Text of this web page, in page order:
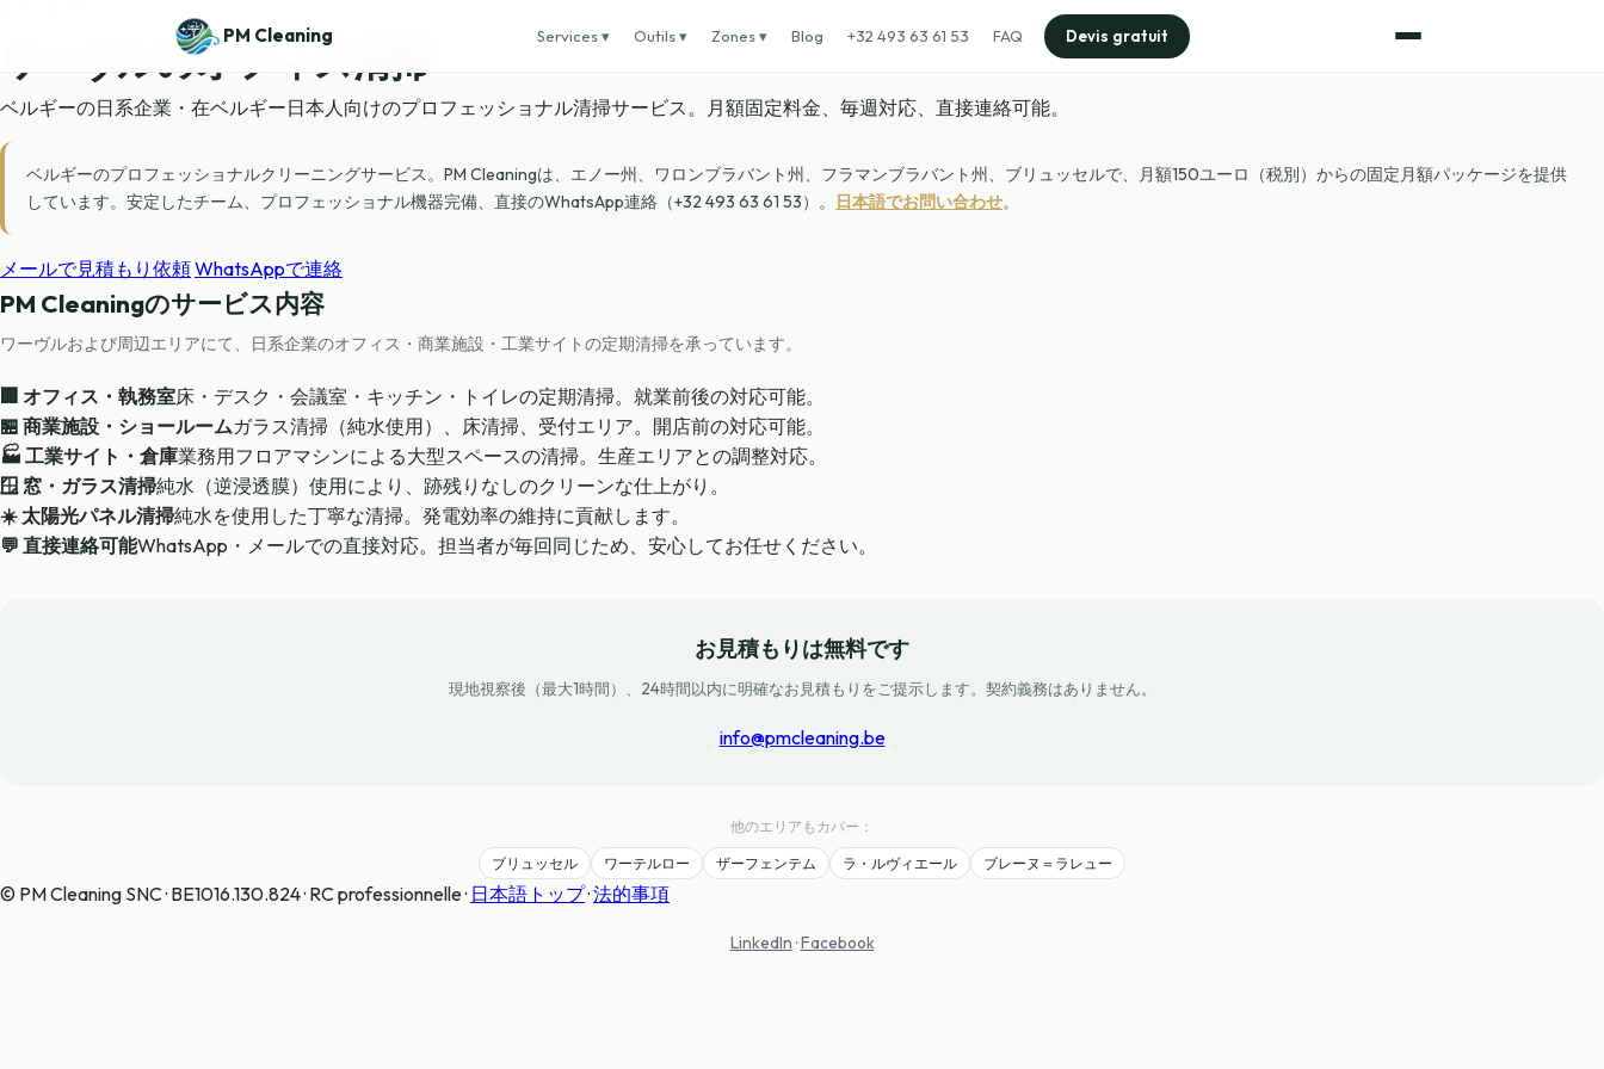
PM Cleaning Services ▾ Outils ▾ Zones ▾ Blog +32 493 63 61 53 FAQ Devis gratuit
ワーヴル のオフィス清掃
ベルギーの日系企業・在ベルギー日本人向けのプロフェッショナル清掃サービス。月額固定料金、毎週対応、直接連絡可能。
ベルギーのプロフェッショナルクリーニングサービス。PM Cleaningは、エノー州、ワロンブラバント州、フラマンブラバント州、ブリュッセルで、月額150ユーロ（税別）からの固定月額パッケージを提供
しています。安定したチーム、プロフェッショナル機器完備、直接のWhatsApp連絡（+32 493 63 61 53）。
日本語でお問い合わせ。
メールで見積もり依頼WhatsAppで連絡
PM Cleaningのサービス内容
ワーヴルおよび周辺エリアにて、日系企業のオフィス・商業施設・工業サイトの定期清掃を承っています。
🏢 オフィス・執務室床・デスク・会議室・キッチン・トイレの定期清掃。就業前後の対応可能。
🏪 商業施設・ショールームガラス清掃（純水使用）、床清掃、受付エリア。開店前の対応可能。
🏭 工業サイト・倉庫業務用フロアマシンによる大型スペースの清掃。生産エリアとの調整対応。
🪟 窓・ガラス清掃純水（逆浸透膜）使用により、跡残りなしのクリーンな仕上がり。
☀️ 太陽光パネル清掃純水を使用した丁寧な清掃。発電効率の維持に貢献します。
💬 直接連絡可能WhatsApp・メールでの直接対応。担当者が毎回同じため、安心してお任せください。
お見積もりは無料です
現地視察後（最大1時間）、24時間以内に明確なお見積もりをご提示します。契約義務はありません。
info@pmcleaning.be
他のエリアもカバー：
ブリュッセル ワーテルロー ザーフェンテム ラ・ルヴィエール ブレーヌ＝ラレュー
© PM Cleaning SNC · BE1016.130.824 · RC professionnelle · 日本語トップ·法的事項
LinkedIn ·Facebook